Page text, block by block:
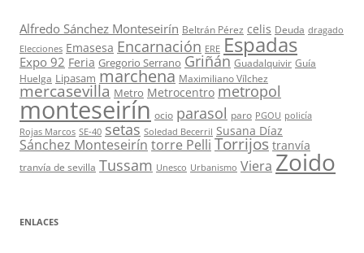
Alfredo Sánchez Monteseirín Beltrán Pérez celis Deuda dragado
Elecciones Emasesa Encarnación ERE Espadas
Expo 92 Feria Gregorio Serrano Griñán Guadalquivir Guía
Huelga Lipasam marchena Maximiliano Vílchez
mercasevilla Metro Metrocentro metropol
monteseirín ocio parasol paro PGOU policía
Rojas Marcos SE-40 setas Soledad Becerril Susana Díaz
Sánchez Monteseirín torre Pelli Torrijos tranvía
tranvía de sevilla Tussam Unesco Urbanismo Viera Zoido
ENLACES